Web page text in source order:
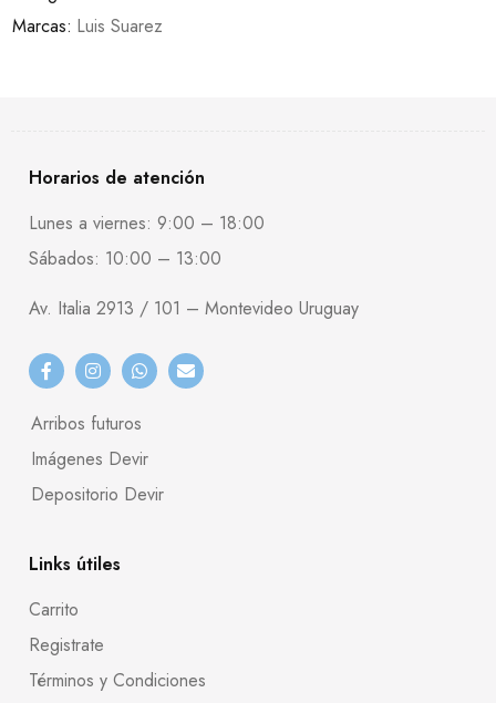
Marcas: Luis Suarez
Horarios de atención
Lunes a viernes: 9:00 – 18:00
Sábados: 10:00 – 13:00
Av. Italia 2913 / 101 – Montevideo Uruguay
Arribos futuros
Imágenes Devir
Depositorio Devir
Links útiles
Carrito
Registrate
Términos y Condiciones